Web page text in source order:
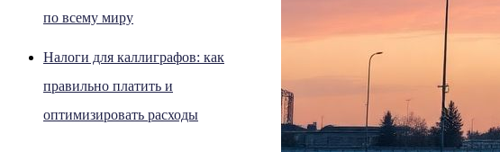
по всему миру
Налоги для каллиграфов: как
правильно платить и
оптимизировать расходы